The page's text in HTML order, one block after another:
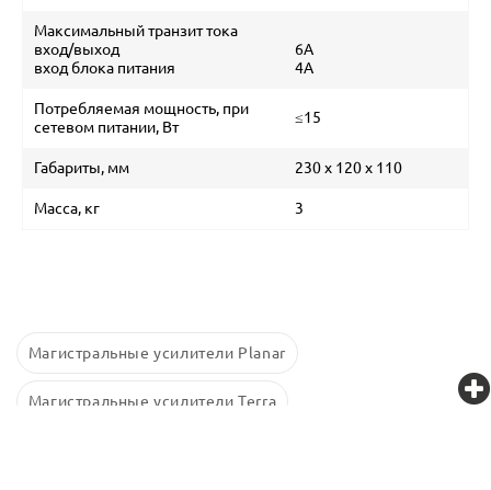
Максимальный транзит тока
вход/выход
вход блока питания
6А
4A
Потребляемая мощность, при
сетевом питании, Вт
≤15
Габариты, мм 230 х 120 х 110
Масса, кг 3
Магистральные усилители Planar
Магистральные усилители Terra